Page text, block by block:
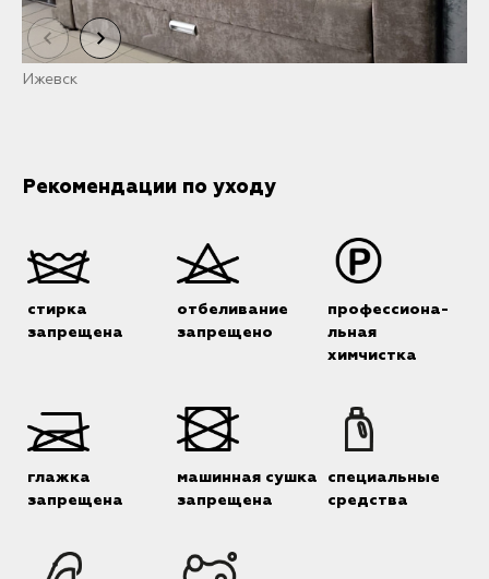
Ижевск
Рекомендации по уходу
стирка
запрещена
отбеливание
запрещено
профессиона-
льная
химчистка
глажка
запрещена
машинная сушка
запрещена
специальные
средства